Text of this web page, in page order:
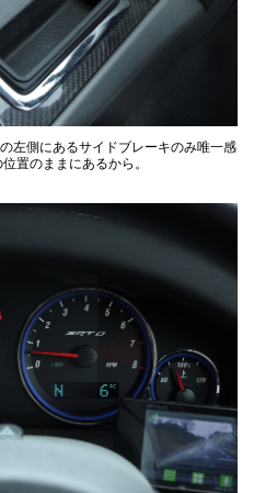
左側にあるサイドブレーキのみ唯一感
置のままにあるから。